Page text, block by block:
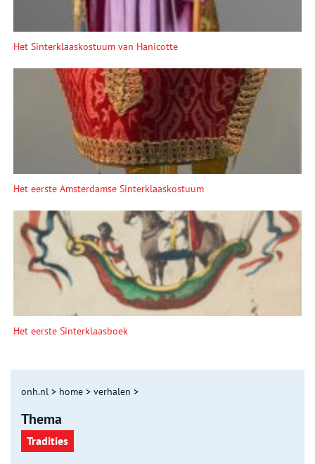
Het Sinterklaaskostuum van Hanicotte
Het eerste Amsterdamse Sinterklaaskostuum
Het eerste Sinterklaasboek
onh.nl > home > verhalen >
Thema
Tradities